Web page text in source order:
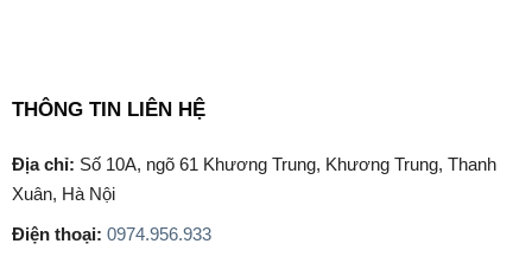
THÔNG TIN LIÊN HỆ
Địa chỉ: Số 10A, ngõ 61 Khương Trung, Khương Trung, Thanh
Xuân, Hà Nội
Điện thoại: 0974.956.933